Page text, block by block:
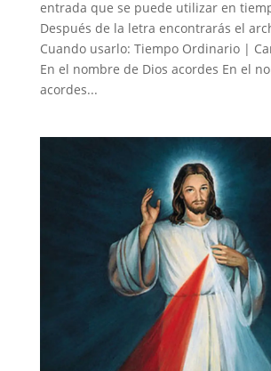
entrada que se puede utilizar en
Después de la letra encontrarás el
Cuando usarlo: Tiempo Ordinario |
En el nombre de Dios acordes En el
acordes...